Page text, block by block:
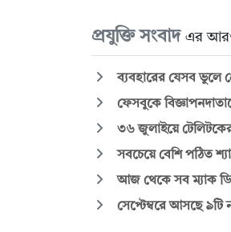
প্রযুক্তি সংবাদ এর
ব্যবহারের যেসব ভুলে
ফেসবুকে
৩৬ জুলাইয়ে টেলিটকের
সবচেয়ে বেশি পঠিত
আজ থেকে সব ম্যাক
সেপ্টেম্বরে আসছে